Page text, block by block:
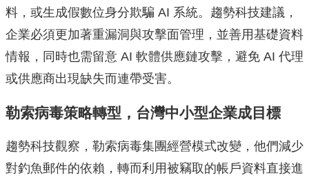
料，或生成假數位身分欺騙 AI 系統。趨勢科技建議，
企業必須更加著重漏洞與攻擊面管理，並善用基礎資料
情報，同時也需留意 AI 軟體供應鏈攻擊，避免 AI 代理
或供應商出現缺失而連帶受害。
勒索病毒策略轉型，台灣中小型企業成目標
趨勢科技觀察，勒索病毒集團經營模式改變，他們減少
對釣魚郵件的依賴，轉而利用被竊取的帳戶資料直接進